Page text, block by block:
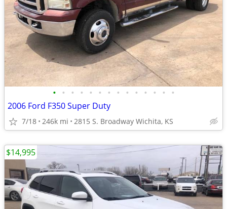
• • • • • • • • • • • • • •
2006 Ford F350 Super Duty
7/18 246k mi 2815 S. Broadway Wichita, KS
$14,995